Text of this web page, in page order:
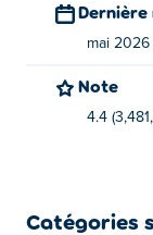
mai 2026
Note
4.4
Catégories